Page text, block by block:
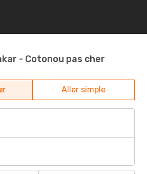
- Cotonou pas cher
Aller simple